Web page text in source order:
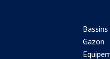
Bassins
Gazon